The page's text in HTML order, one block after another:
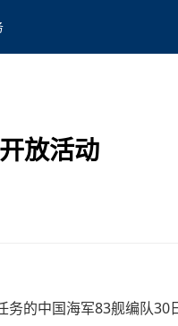
放活动
的中国海军83舰编队30